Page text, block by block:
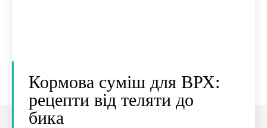
Кормова суміш для ВРХ:
рецепти від теляти до
бика